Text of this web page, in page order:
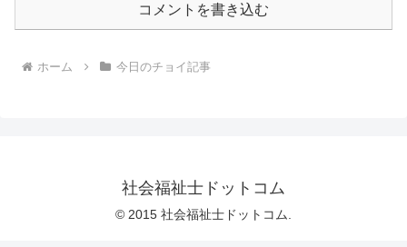
コメントを書き込む
ホーム 今日のチョイ記事
社会福祉士ドットコム
© 2015 社会福祉士ドットコム.